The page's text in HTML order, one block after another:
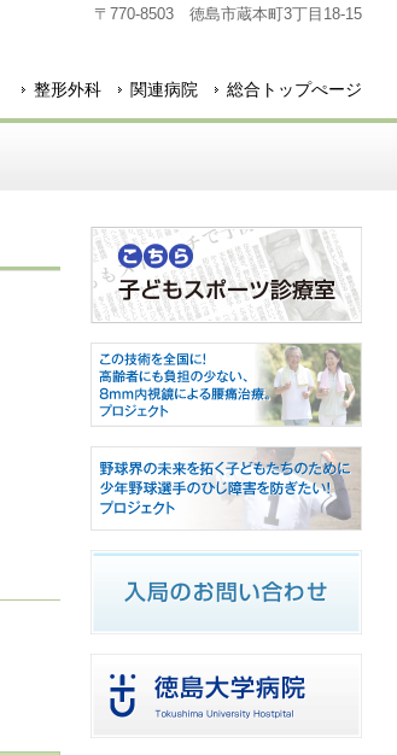
〒770-8503 徳島市蔵本町3丁目18-15
整形外科 関連病院 総合トップぺージ